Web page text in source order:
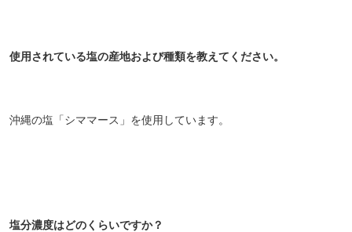
使用されている塩の産地および種類を教えてください。
沖縄の塩「シママース」を使用しています。
塩分濃度はどのくらいですか？